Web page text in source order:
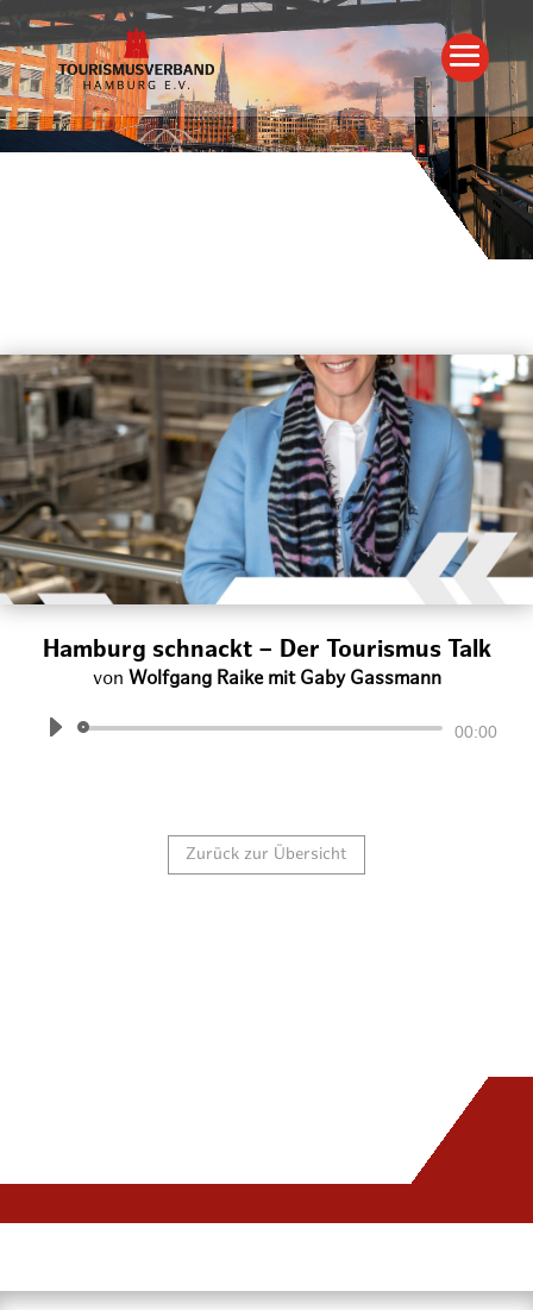
Hamburg schnackt – Der Tourismus Talk
von Wolfgang Raike mit Gaby Gassmann
Audio-
00:00
Zurück zur Übersicht